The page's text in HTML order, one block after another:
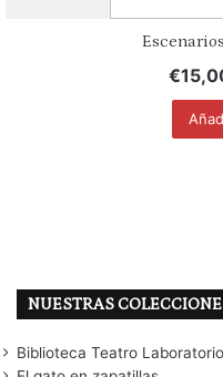
€
NUESTRAS
Biblioteca Teatro Laboratorio